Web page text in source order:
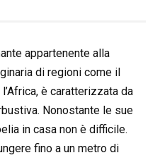
appartenente alla
di regioni come il
è caratterizzata da
Nonostante le sue
in casa non è difficile.
fino a un metro di